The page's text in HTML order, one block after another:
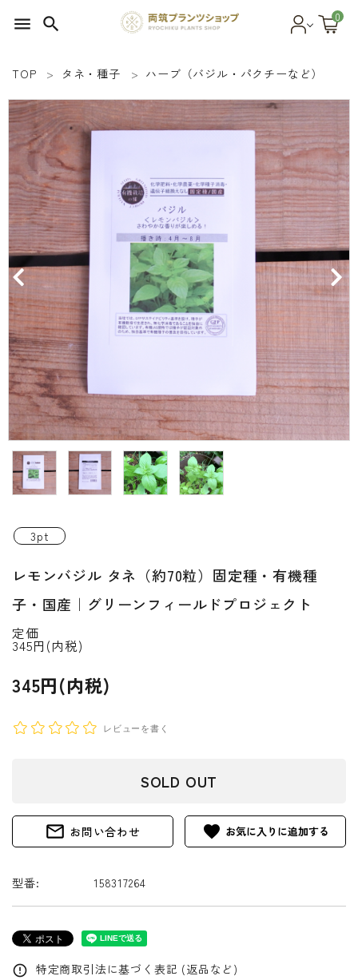
menu search 0
SEED 植物のタネ
PLANT 植物
MATERIAL 資材
OTHER 雑貨
FOOD 食品
BLOG ブログ
INFORMATIOM
ご利用ガイド
プライバシーポリシー
特定商取引法について
ようこそ ゲスト 様
新規会員登
TOP タネ・種子 ハーブ（バジル・パクチーなど）
3pt
レモンバジル タネ（約70粒）固定種・有機種
子・国産｜グリーンフィールドプロジェクト
定価
345円(内税)
345円(内税)
レビューを書く
SOLD OUT
mail_outline お問い合わせ favorite
型番: 158317264
error_outline 特定商取引法に基づく表記 (返品など)